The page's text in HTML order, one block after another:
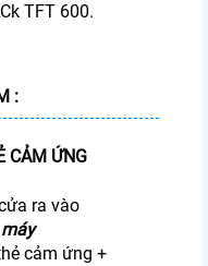
TFT 600.
:
CẢM ỨNG
ra vào
cảm ứng +